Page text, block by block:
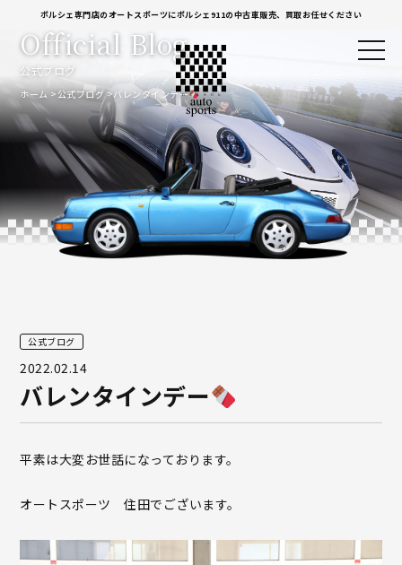
ポルシェ専門店のオートスポーツにポルシェ911の中古車販売、買取お任せください
公式ブログ
Official Blog
ホーム 公式ブログ バレンタインデー
公式ブログ
2022.02.14
バレンタインデー
平素は大変お世話になっております。
オートスポーツ 住田でございます。